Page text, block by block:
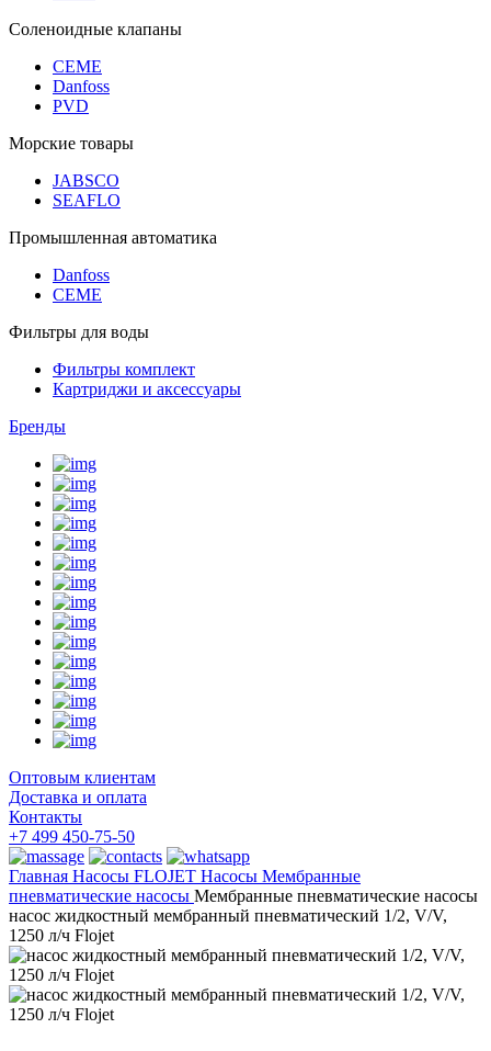
Соленоидные клапаны
CEME
Danfoss
PVD
Морские товары
JABSCO
SEAFLO
Промышленная автоматика
Danfoss
CEME
Фильтры для воды
Фильтры комплект
Картриджи и аксессуары
Бренды
Оптовым клиентам
Доставка и оплата
Контакты
+7 499 450-75-50
Главная Насосы FLOJET Насосы Мембранные
пневматические насосы Мембранные пневматические насосы
насос жидкостный мембранный пневматический 1/2, V/V,
1250 л/ч Flojet